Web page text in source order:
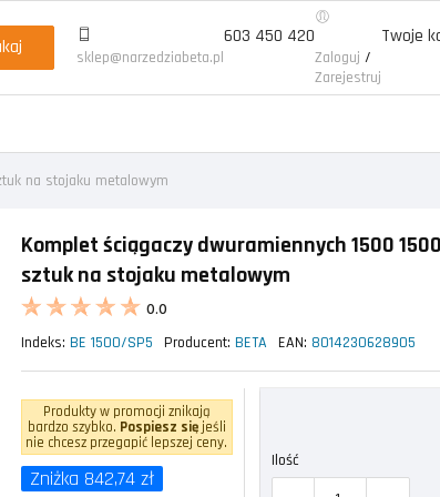
603 450 420
sklep@narzedziabeta.pl
Twoje
Zaloguj /
Zarejestruj
na stojaku metalowym
Komplet ściągaczy dwuramiennych 1500
sztuk na stojaku metalowym
0.0
Indeks: BE 1500/SP5 Producent: BETA EAN: 8014230628905
Produkty w promocji znikają
bardzo szybko. Pospiesz sięjeśli
nie chcesz przegapić lepszej ceny.
Zniżka 842,74 zł
Ilość